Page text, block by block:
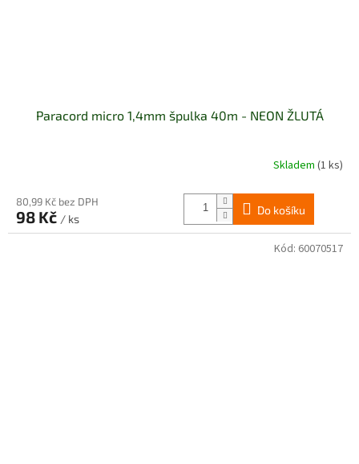
Paracord micro 1,4mm špulka 40m - NEON ŽLUTÁ
Skladem (1 ks)
80,99 Kč bez DPH
98 Kč / ks
Do košíku
Kód: 60070517